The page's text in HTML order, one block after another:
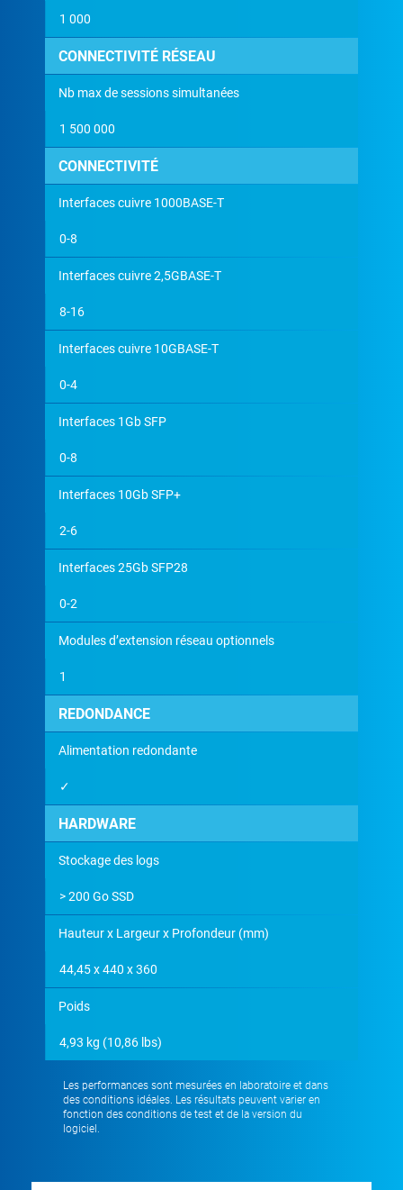
1 000
CONNECTIVITÉ RÉSEAU
Nb max de sessions simultanées
1 500 000
CONNECTIVITÉ
Interfaces cuivre 1000BASE-T
0-8
Interfaces cuivre 2,5GBASE-T
8-16
Interfaces cuivre 10GBASE-T
0-4
Interfaces 1Gb SFP
0-8
Interfaces 10Gb SFP+
2-6
Interfaces 25Gb SFP28
0-2
Modules d’extension réseau optionnels
1
REDONDANCE
Alimentation redondante
✓
HARDWARE
Stockage des logs
> 200 Go SSD
Hauteur x Largeur x Profondeur (mm)
44,45 x 440 x 360
Poids
4,93 kg (10,86 lbs)
Les performances sont mesurées en laboratoire et dans
des conditions idéales. Les résultats peuvent varier en
fonction des conditions de test et de la version du
logiciel.